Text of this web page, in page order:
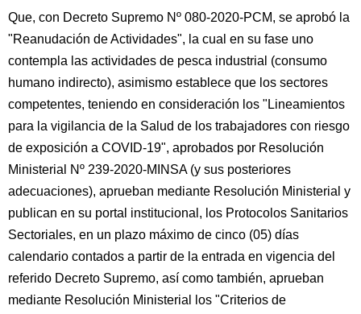
Que, con Decreto Supremo Nº 080-2020-PCM, se aprobó la
"Reanudación de Actividades", la cual en su fase uno
contempla las actividades de pesca industrial (consumo
humano indirecto), asimismo establece que los sectores
competentes, teniendo en consideración los "Lineamientos
para la vigilancia de la Salud de los trabajadores con riesgo
de exposición a COVID-19", aprobados por Resolución
Ministerial Nº 239-2020-MINSA (y sus posteriores
adecuaciones), aprueban mediante Resolución Ministerial y
publican en su portal institucional, los Protocolos Sanitarios
Sectoriales, en un plazo máximo de cinco (05) días
calendario contados a partir de la entrada en vigencia del
referido Decreto Supremo, así como también, aprueban
mediante Resolución Ministerial los "Criterios de